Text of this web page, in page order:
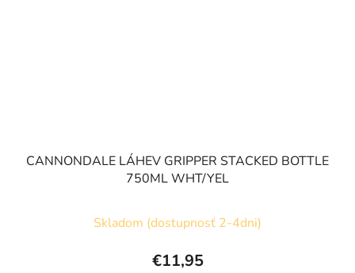
CANNONDALE LÁHEV GRIPPER STACKED BOTTLE
750ML WHT/YEL
Skladom (dostupnosť 2-4dni)
€11,95